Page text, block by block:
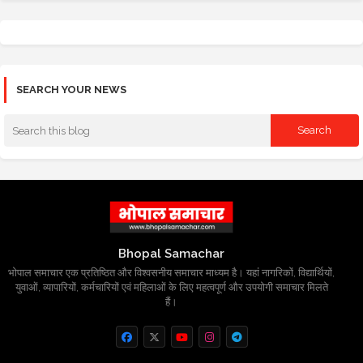
SEARCH YOUR NEWS
Bhopal Samachar
भोपाल समाचार एक प्रतिष्ठित और विश्वसनीय समाचार माध्यम है। यहां नागरिकों, विद्यार्थियों,
युवाओं, व्यापारियों, कर्मचारियों एवं महिलाओं के लिए महत्वपूर्ण और उपयोगी समाचार मिलते
हैं।